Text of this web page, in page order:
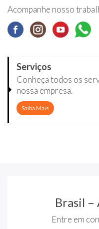
Acompanhe nosso
Serviços
Conheça todos os
nossa empresa.
Saiba Mais
Brasil
Entre em